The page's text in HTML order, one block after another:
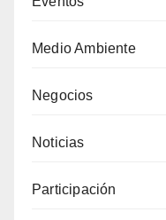
Medio Ambiente
Negocios
Noticias
Participación